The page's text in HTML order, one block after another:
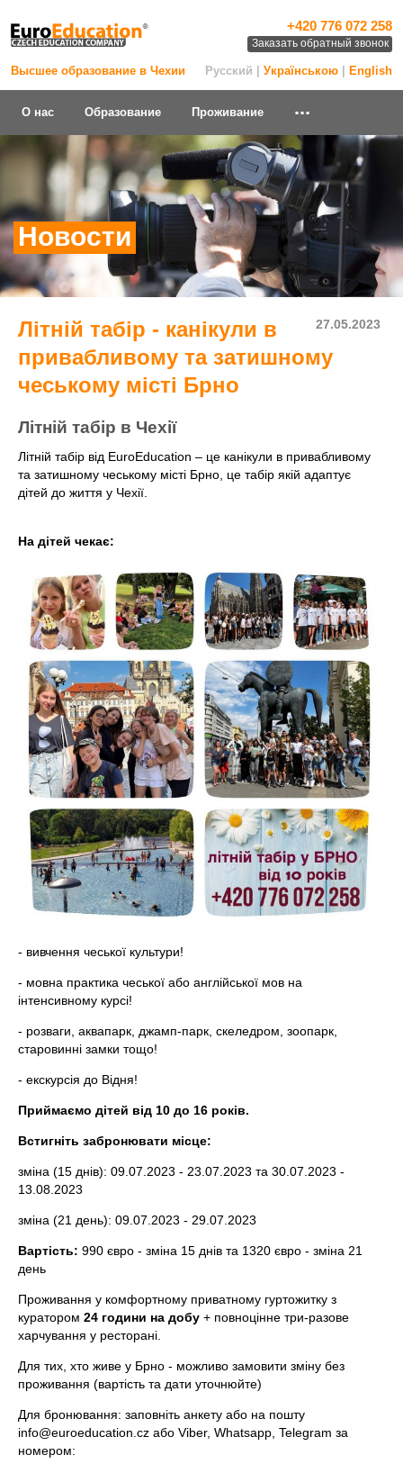
Высшее образование в Чехии
+420 776 072 258
Заказать обратный звонок
Русский | Українською English
О нас Образование Проживание ...
Новости
27.05.2023
Літній табір - канікули в
привабливому та затишному
чеському місті Брно
Літній табір в Чехії
Літній табір від EuroEducation – це канікули в привабливому
та затишному чеському місті Брно, це табір якій адаптує
дітей до життя у Чехії.
На дітей чекає:
- вивчення чеської культури!
- мовна практика чеської або англійської мов на
інтенсивному курсі!
- розваги, аквапарк, джамп-парк, скеледром, зоопарк,
старовинні замки тощо!
- екскурсія до Відня!
Приймаємо дітей від 10 до 16 років.
Встигніть забронювати місце:
зміна (15 днів): 09.07.2023 - 23.07.2023 та 30.07.2023 -
13.08.2023
зміна (21 день): 09.07.2023 - 29.07.2023
Вартість: 990 євро - зміна 15 днів та 1320 євро - зміна 21
день
Проживання у комфортному приватному гуртожитку з
куратором 24 години на добу + повноцінне три-разове
харчування у ресторані.
Для тих, хто живе у Брно - можливо замовити зміну без
проживання (вартість та дати уточнюйте)
Для бронювання: заповніть анкету або на пошту
info@euroeducation.cz або Viber, Whatsapp, Telegram за
номером: